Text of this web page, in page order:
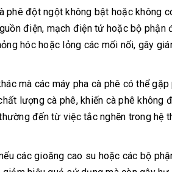
phê đột ngột không bật hoặc không
điện, mạch điện tử hoặc bộ phận
hóc hoặc lỏng các mối nối, gây
mà các máy pha cà phê có thể
lượng cà phê, khiến cà phê không
đến từ việc tắc nghẽn trong hệ
các gioăng cao su hoặc các bộ